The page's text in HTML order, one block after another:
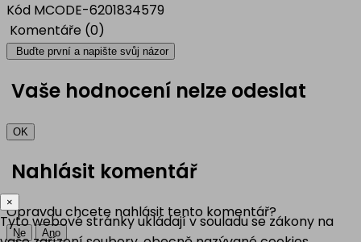
Kód MCODE-6201834579
Komentáře (0)
Buďte první a napište svůj názor
Vaše hodnocení nelze odeslat
OK
Nahlásit komentář
Opravdu chcete nahlásit tento komentář?
Ne Ano
×
Tyto webové stránky ukládají v souladu se zákony na